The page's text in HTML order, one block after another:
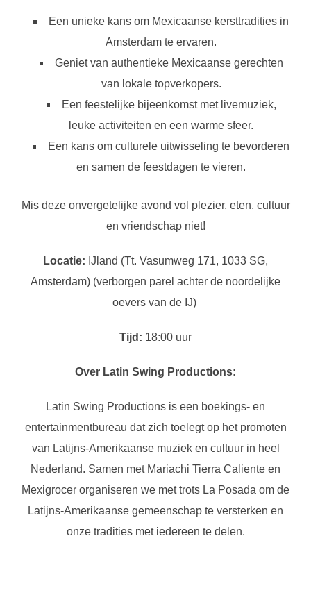
Een unieke kans om Mexicaanse kersttradities in
Amsterdam te ervaren.
Geniet van authentieke Mexicaanse gerechten
van lokale topverkopers.
Een feestelijke bijeenkomst met livemuziek,
leuke activiteiten en een warme sfeer.
Een kans om culturele uitwisseling te bevorderen
en samen de feestdagen te vieren.
Mis deze onvergetelijke avond vol plezier, eten, cultuur
en vriendschap niet!
Locatie: IJland (Tt. Vasumweg 171, 1033 SG,
Amsterdam) (verborgen parel achter de noordelijke
oevers van de IJ)
Tijd: 18:00 uur
Over Latin Swing Productions:
Latin Swing Productions is een boekings- en
entertainmentbureau dat zich toelegt op het promoten
van Latijns-Amerikaanse muziek en cultuur in heel
Nederland. Samen met Mariachi Tierra Caliente en
Mexigrocer organiseren we met trots La Posada om de
Latijns-Amerikaanse gemeenschap te versterken en
onze tradities met iedereen te delen.